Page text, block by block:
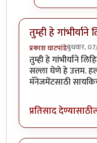
तुम्ही हे गांभीर्याने
प्रकाश घाटपांडेबुधवार,
तुम्ही हे गांभीर्याने
सल्ला घेणे हे उत्तम.
मॅनेजमेंटसाठी
प्रतिसाद देण्यासाठी